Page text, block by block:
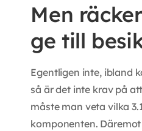
Men
ge till
Egentligen inte, ibland
så är det inte krav på
måste man veta vilka
komponenten.